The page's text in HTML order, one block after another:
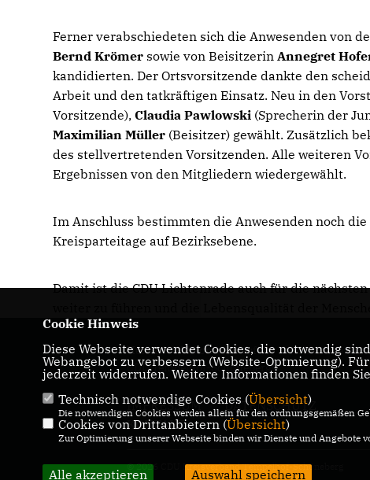
Ferner verabschiedeten sich die Anwesenden von
Bernd Krömer sowie von BeisitzerinAnnegret
kandidierten. Der Ortsvorsitzende dankte den
Arbeit und den tatkräftigen Einsatz. Neu in den
Vorsitzende),Claudia Pawlowski (Sprecherin der
Maximilian Müller (Beisitzer) gewählt. Zusätzlich
des stellvertretenden Vorsitzenden. Alle weiteren
Ergebnissen von den Mitgliedern wiedergewählt.
Im Anschluss bestimmten die Anwesenden noch
Kreisparteitage auf Bezirksebene.
Damit ist die CDU Lichtenrade auch für die
Herzlich Willkommen auf der Internetseite der
CDU Tempelhof-Schöneberg!
IMPRESSUM
DATENSCHUTZ
KONTAKT
© 2026 CDU Kreisverband Tempelhof-Schöneberg
Cookie Hinweis
Diese Webseite verwendet Cookies, die notwendig
Webangebot zu verbessern (Website-Optmierung).
jederzeit widerrufen. Weitere Informationen finden
Technisch notwendige Cookies (Übersicht)
Die notwendigen Cookies werden allein für den ordnungsgemäßen
Cookies von Drittanbietern (Übersicht)
Zur Optimierung unserer Webseite binden wir Dienste und Angebote
Alle akzeptieren Auswahl speichern